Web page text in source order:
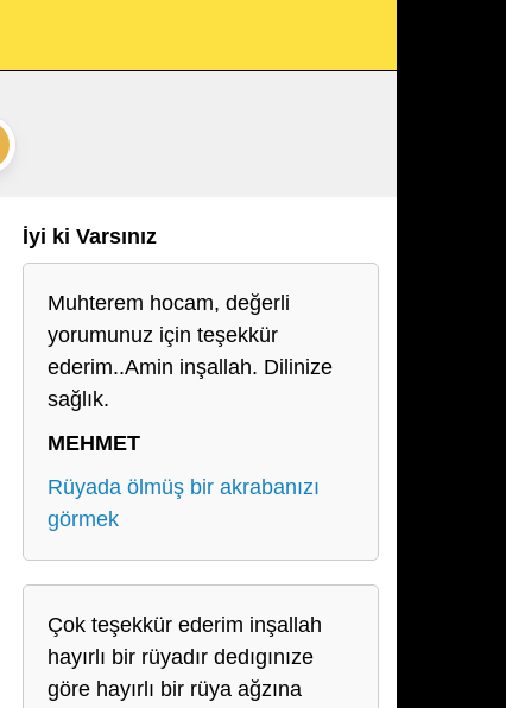
İyi ki Varsınız
Muhterem hocam, değerli
yorumunuz için teşekkür
ederim..Amin inşallah. Dilinize
sağlık.
MEHMET
Rüyada ölmüş bir akrabanızı
görmek
Çok teşekkür ederim inşallah
hayırlı bir rüyadır dedıgınıze
göre hayırlı bir rüya ağzına